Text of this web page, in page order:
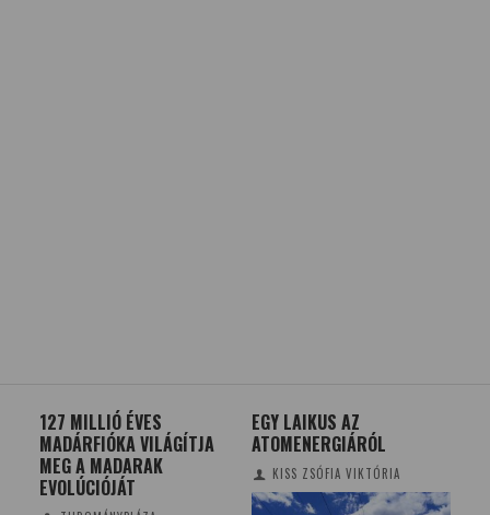
127 MILLIÓ ÉVES
MADÁRFIÓKA VILÁGÍTJA
MEG A MADARAK
EVOLÚCIÓJÁT
EGY LAIKUS AZ
ATOMENERGIÁRÓL
KISS ZSÓFIA VIKTÓRIA